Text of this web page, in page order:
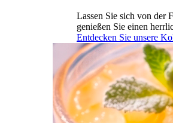
Lassen Sie sich von der
genießen Sie einen
Entdecken Sie unsere